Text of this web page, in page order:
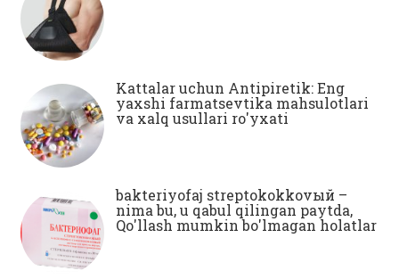
Kattalar uchun Antipiretik: Eng
yaxshi farmatsevtika mahsulotlari
va xalq usullari ro'yxati
bakteriyofaj streptokokkovый –
nima bu, u qabul qilingan paytda,
Qo'llash mumkin bo'lmagan holatlar